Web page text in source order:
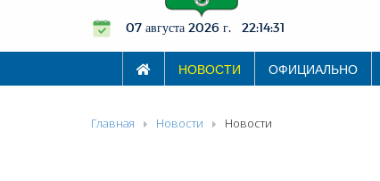
07 августа 2026 г. 22:14:31
НОВОСТИ ОФИЦИАЛЬНО
Главная Новости Новости